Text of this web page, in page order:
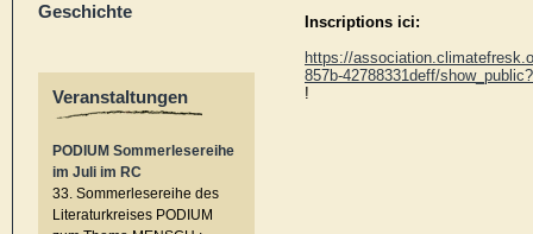
Geschichte
Veranstaltungen
PODIUM Sommerlesereihe
im Juli im RC
33. Sommerlesereihe des
Literaturkreises PODIUM
Inscriptions ici:
https://
857b-42788331deff/
!